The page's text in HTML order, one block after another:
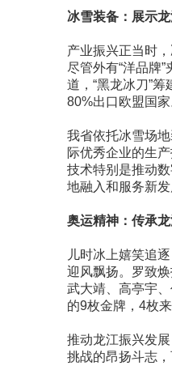
冰雪装备：展示
产业振兴正当时
尽管外有“洋品牌
道，“黑龙冰刀”
80%出口欧盟国
我省依托冰雪场
际优秀企业的生
技术特别是推动
地融入和服务新发
奥运精神：传承
儿时冰上嬉笑追
迎风飘扬。罗致
武大靖、高亭宇
的9枚金牌，4枚
推动龙江振兴发
挑战的昂扬斗志